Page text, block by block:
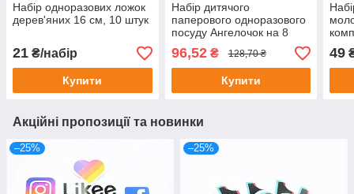
Набір одноразових ложок
дерев'яних 16 см, 10 штук
21 ₴/набір
Купити
Набір дитячого
паперового одноразового
посуду Ангелочок на 8
персон, тарілки +
стаканчики
96,52₴ 128,70 ₴
Купити
49
Акційні пропозиції та новинки
–25% –25%